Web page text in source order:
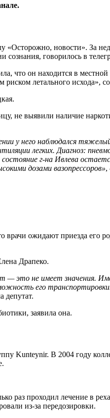
«Осторожно, новости». За
говорилось в
что он находится в
риском летального исхода»,
не выявили наличие
у него наблюдался
легких. Диагноз:
г-на Ивлева
дозами вазопрессоров»,
врачи ожидают приезда его
Драпеко.
это не имеет значения.
его
депутат.
заявила она.
Kunteynir. В 2004 году
раз проходил лечение в
из-за передозировки.